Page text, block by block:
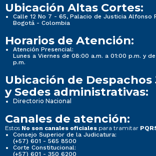
Ubicación Altas Cortes:
Calle 12 No 7 - 65, Palacio de Justicia Alfonso
Bogotá - Colombia
Horarios de Atención:
Atención Presencial:
Lunes a Viernes de 08:00 a.m. a 01:00 p.m. y
p.m.
Ubicación de
y Sedes administrativas:
Directorio Nacional
Canales de atención:
Estos No son canales oficiales para tramitar
Consejo Superior de la Judicatura:
(+57) 601 - 565 8500
Corte Constitucional:
(+57) 601 - 350 6200